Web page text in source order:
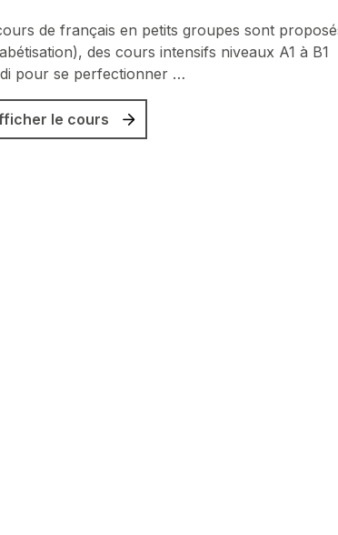
de français en petits groupes sont
des cours intensifs niveaux A1 à
pour se perfectionner …
le cours